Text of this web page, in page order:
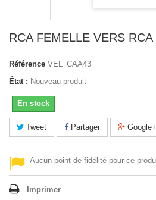
RCA FEMELLE VERS
Référence VEL_CAA43
État : Nouveau produit
En stock
Tweet Partager Google+
Aucun point de fidélité pour ce
Imprimer